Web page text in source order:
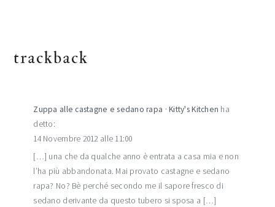
trackback
Zuppa alle castagne e sedano rapa · Kitty's Kitchen ha
detto:
14 Novembre 2012 alle 11:00
[…] una che da qualche anno è entrata a casa mia e non
l’ha più abbandonata. Mai provato castagne e sedano
rapa? No? Bè perché secondo me il sapore fresco di
sedano derivante da questo tubero si sposa a […]